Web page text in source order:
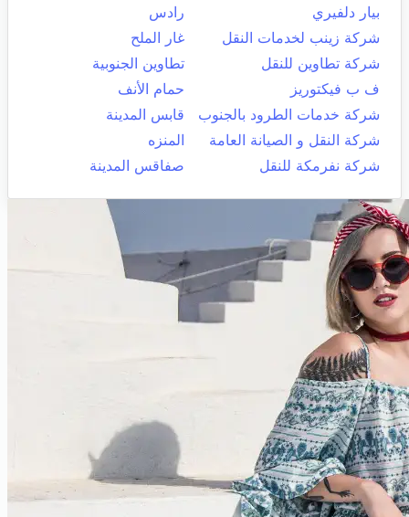
بيار دلفيري
رادس
شركة زينب لخدمات النقل
غار الملح
شركة تطاوين للنقل
تطاوين الجنوبية
ف ب فيكتوريز
حمام الأنف
شركة خدمات الطرود بالجنوب
قابس المدينة
شركة النقل و الصيانة العامة
المنزه
شركة نفرمكة للنقل
صفاقس المدينة